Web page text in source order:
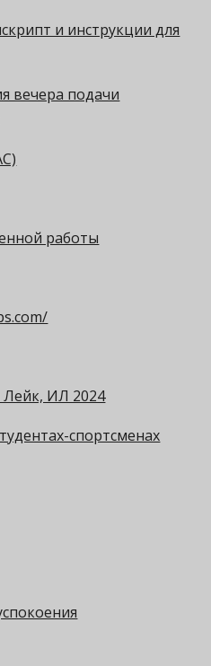
и инструкции для
вечера подачи
работы
Лейк, ИЛ 2024
спортсменах